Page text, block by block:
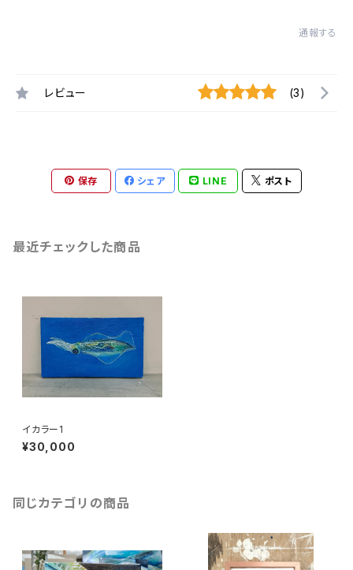
通報する
レビュー (3)
保存 シェア LINE ポスト
最近チェックした商品
イカラー1
¥30,000
同じカテゴリの商品